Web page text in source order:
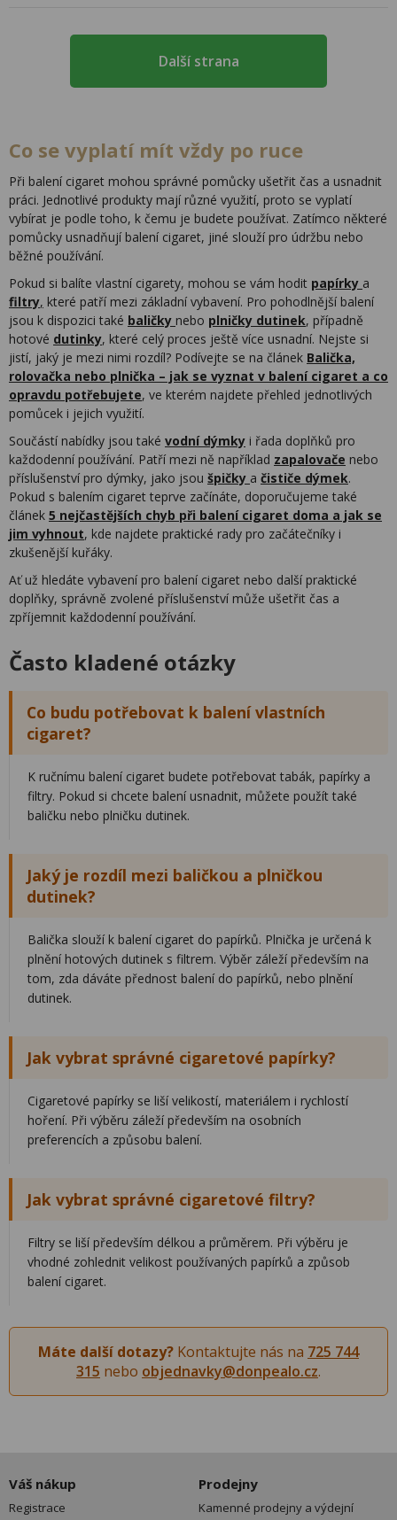
Další strana
Co se vyplatí mít vždy po ruce
Při balení cigaret mohou správné pomůcky ušetřit čas a usnadnit
práci. Jednotlivé produkty mají různé využití, proto se vyplatí
vybírat je podle toho, k čemu je budete používat. Zatímco některé
pomůcky usnadňují balení cigaret, jiné slouží pro údržbu nebo
běžné používání.
Pokud si balíte vlastní cigarety, mohou se vám hodit papírky a
filtry, které patří mezi základní vybavení. Pro pohodlnější balení
jsou k dispozici také baličky nebo plničky dutinek, případně
hotové dutinky, které celý proces ještě více usnadní. Nejste si
jistí, jaký je mezi nimi rozdíl? Podívejte se na článek Balička,
rolovačka nebo plnička – jak se vyznat v balení cigaret a co
opravdu potřebujete, ve kterém najdete přehled jednotlivých
pomůcek i jejich využití.
Součástí nabídky jsou také vodní dýmky i řada doplňků pro
každodenní používání. Patří mezi ně například zapalovače nebo
příslušenství pro dýmky, jako jsou špičky a čističe dýmek.
Pokud s balením cigaret teprve začínáte, doporučujeme také
článek 5 nejčastějších chyb při balení cigaret doma a jak se
jim vyhnout, kde najdete praktické rady pro začátečníky i
zkušenější kuřáky.
Ať už hledáte vybavení pro balení cigaret nebo další praktické
doplňky, správně zvolené příslušenství může ušetřit čas a
zpříjemnit každodenní používání.
Často kladené otázky
Co budu potřebovat k balení vlastních
cigaret?
K ručnímu balení cigaret budete potřebovat tabák, papírky a
filtry. Pokud si chcete balení usnadnit, můžete použít také
baličku nebo plničku dutinek.
Jaký je rozdíl mezi baličkou a plničkou
dutinek?
Balička slouží k balení cigaret do papírků. Plnička je určená k
plnění hotových dutinek s filtrem. Výběr záleží především na
tom, zda dáváte přednost balení do papírků, nebo plnění
dutinek.
Jak vybrat správné cigaretové papírky?
Cigaretové papírky se liší velikostí, materiálem i rychlostí
hoření. Při výběru záleží především na osobních
preferencích a způsobu balení.
Jak vybrat správné cigaretové filtry?
Filtry se liší především délkou a průměrem. Při výběru je
vhodné zohlednit velikost používaných papírků a způsob
balení cigaret.
Máte další dotazy? Kontaktujte nás na 725 744
315 nebo objednavky@donpealo.cz.
Váš nákup
Registrace
Prodejny
Kamenné prodejny a výdejní